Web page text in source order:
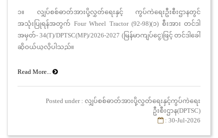
၁။ လျှပ်စစ်ဓာတ်အားပို့လွှတ်ရေးနှင့် ကွပ်ကဲရေးဦးစီးဌာနတွင်
အသုံးပြုရန်အတွက် Four Wheel Tractor (92-98)(၁) စီးအား တင်ဒါ
အမှတ်- 34(T)/DPTSC(MP)/2026-2027 (မြန်မာကျပ်ငွေ)ဖြင့် တင်ဒါခေါ်
ဆိုဝယ်ယူလိုပါသည်။
Read More...
Posted under : လျှပ်စစ်ဓာတ်အားပို့လွှတ်ရေးနှင့်ကွပ်ကဲရေး
ဦးစီးဌာန(DPTSC)
: 30-Jul-2026